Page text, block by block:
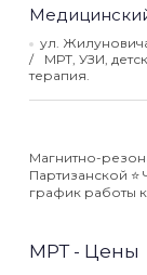
ул.
МРТ, УЗИ,
терапия.
Магнитно-
Партизанской
график работы
МРТ - Цены